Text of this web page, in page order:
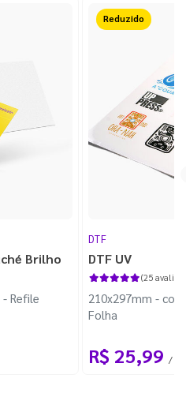
Brilho
Refile
Reduzido
DTF
DTF UV
(25
210x297mm -
Folha
R$ 25,99 / 1